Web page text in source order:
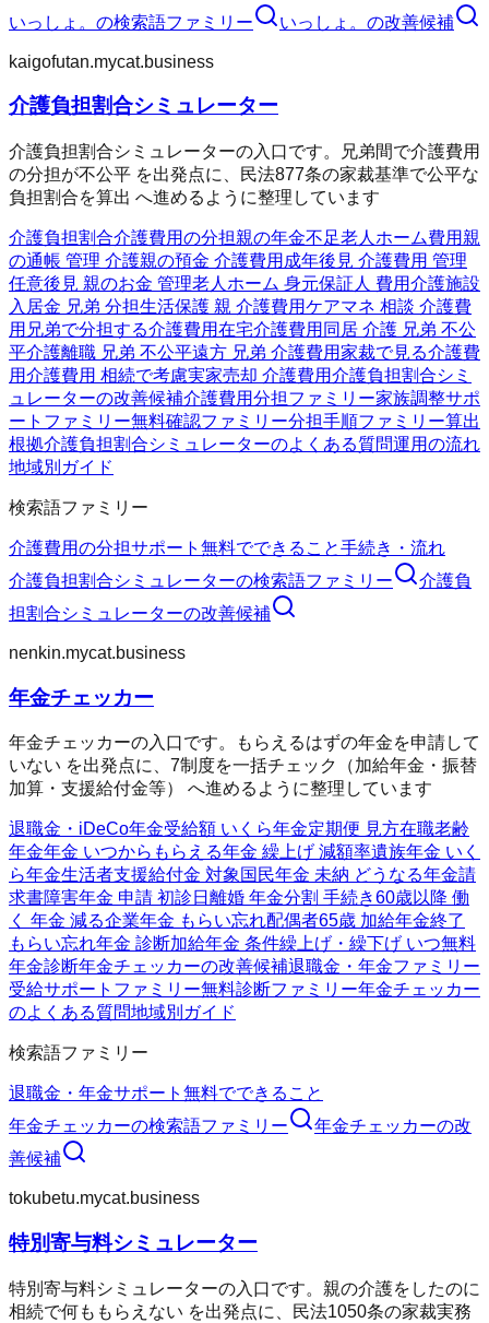
いっしょ。 の検索語ファミリー いっしょ。 の改善候補
kaigofutan.mycat.business
介護負担割合シミュレーター
介護負担割合シミュレーターの入口です。兄弟間で介護費用
の分担が不公平 を出発点に、民法877条の家裁基準で公平な
負担割合を算出 へ進めるように整理しています
介護負担割合介護費用の分担親の年金不足老人ホーム費用 親
の通帳 管理 介護親の預金 介護費用 成年後見 介護費用 管理
任意後見 親のお金 管理老人ホーム 身元保証人 費用介護施設
入居金 兄弟 分担生活保護 親 介護費用ケアマネ 相談 介護費
用 兄弟で分担する介護費用在宅介護費用 同居 介護 兄弟 不公
平介護離職 兄弟 不公平遠方 兄弟 介護費用家裁で見る介護費
用介護費用 相続で考慮実家売却 介護費用介護負担割合シミ
ュレーターの改善候補介護費用分担ファミリー家族調整サポ
ートファミリー無料確認ファミリー分担手順ファミリー算出
根拠介護負担割合シミュレーターのよくある質問運用の流れ
地域別ガイド
検索語ファミリー
介護費用の分担サポート 無料でできること手続き・流れ
介護負担割合シミュレーターの検索語ファミリー
介護負
担割合シミュレーターの改善候補
nenkin.mycat.business
年金チェッカー
年金チェッカーの入口です。もらえるはずの年金を申請して
いない を出発点に、7制度を一括チェック（加給年金・振替
加算・支援給付金等） へ進めるように整理しています
退職金・iDeCo年金受給額 いくら年金定期便 見方在職老齢
年金年金 いつからもらえる年金 繰上げ 減額率遺族年金 いく
ら年金生活者支援給付金 対象 国民年金 未納 どうなる年金請
求書障害年金 申請 初診日 離婚 年金分割 手続き60歳以降 働
く 年金 減る企業年金 もらい忘れ配偶者65歳 加給年金終了
もらい忘れ年金 診断加給年金 条件繰上げ・繰下げ いつ無料
年金診断年金チェッカーの改善候補退職金・年金ファミリー
受給サポートファミリー無料診断ファミリー年金チェッカー
のよくある質問地域別ガイド
検索語ファミリー
退職金・年金サポート 無料でできること
年金チェッカーの検索語ファミリー 年金チェッカーの改
善候補
tokubetu.mycat.business
特別寄与料シミュレーター
特別寄与料シミュレーターの入口です。親の介護をしたのに
相続で何ももらえない を出発点に、民法1050条の家裁実務